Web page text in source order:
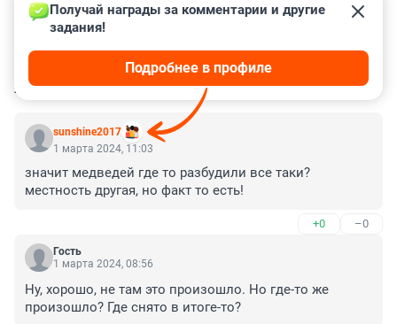
КОММЕНТАРИИ 22
sunshine2017
Получай награды за комментарии и другие
задания!
Подробнее в профиле
1 марта 2024, 11:03
значит медведей где то разбудили все таки?
местность другая, но факт то есть!
+0 –0
Гость
1 марта 2024, 08:56
Ну, хорошо, не там это произошло. Но где-то же
произошло? Где снято в итоге-то?